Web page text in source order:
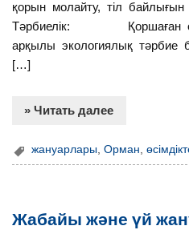
қорын молайту, тіл байлығын
Тәрбиелік: Қоршаған
арқылы экологиялық тәрбие
[…]
» Читать далее
жануарлары,Орман,
Жабайы және үй